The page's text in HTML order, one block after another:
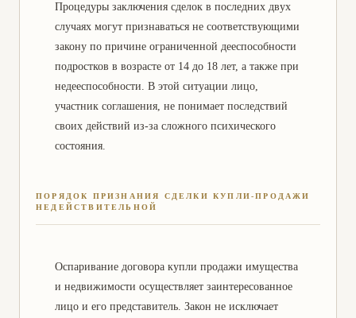
Процедуры заключения сделок в последних двух
случаях могут признаваться не соответствующими
закону по причине ограниченной дееспособности
подростков в возрасте от 14 до 18 лет, а также при
недееспособности. В этой ситуации лицо,
участник соглашения, не понимает последствий
своих действий из-за сложного психического
состояния.
ПОРЯДОК ПРИЗНАНИЯ СДЕЛКИ КУПЛИ-ПРОДАЖИ
НЕДЕЙСТВИТЕЛЬНОЙ
Оспаривание договора купли продажи имущества
и недвижимости осуществляет заинтересованное
лицо и его представитель. Закон не исключает